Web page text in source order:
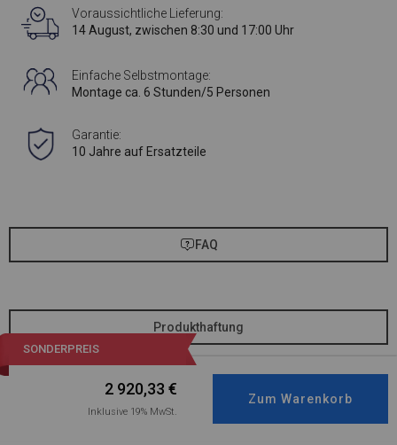
Voraussichtliche Lieferung:
14 August, zwischen 8:30 und 17:00 Uhr
Einfache Selbstmontage:
Montage ca. 6 Stunden/5 Personen
Garantie:
10 Jahre auf Ersatzteile
FAQ
Produkthaftung
SONDERPREIS
2 920,33€
Inklusive 19% MwSt.